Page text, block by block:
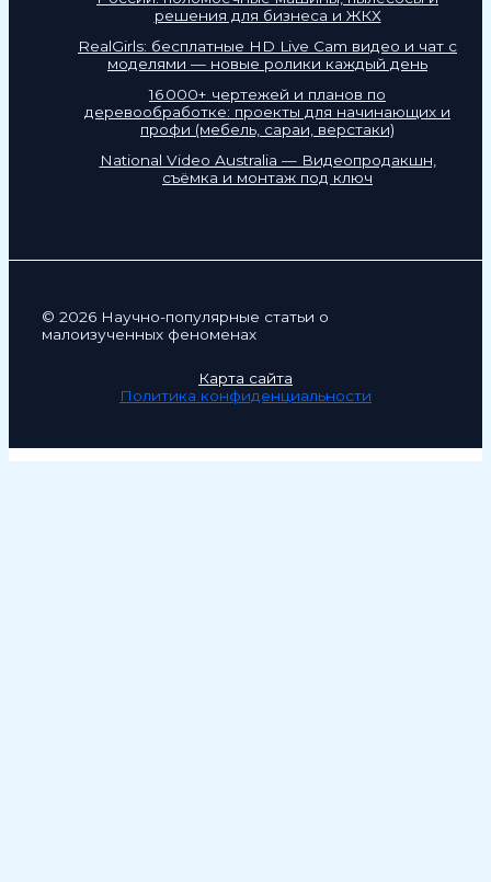
решения для бизнеса и ЖКХ
RealGirls: бесплатные HD Live Cam видео и чат с
моделями — новые ролики каждый день
16 000+ чертежей и планов по
деревообработке: проекты для начинающих и
профи (мебель, сараи, верстаки)
National Video Australia — Видеопродакшн,
съёмка и монтаж под ключ
© 2026 Научно-популярные статьи о
малоизученных феноменах
Карта сайта
Политика конфиденциальности